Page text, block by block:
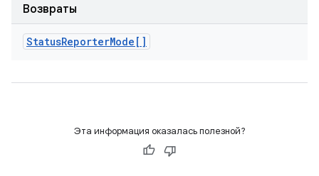
Возвраты
StatusReporterMode[]
Эта информация оказалась полезной?